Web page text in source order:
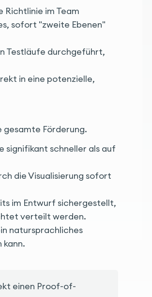
Richtlinie im Team
sofort "zweite Ebenen"
Testläufe durchgeführt,
in eine potenzielle,
gesamte Förderung.
signifikant schneller als auf
die Visualisierung sofort
im Entwurf sichergestellt,
verteilt werden.
natursprachliches
einen Proof-of-